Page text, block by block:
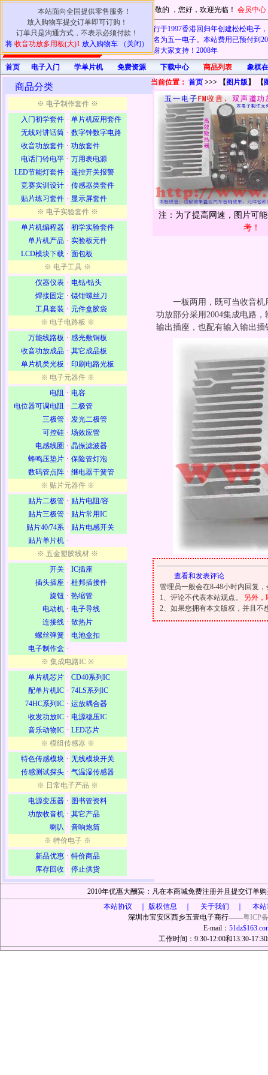
本站面向全国提供零售服务！
放入购物车提交订单即可订购！
订单只是沟通方式，不表示必须付款！
将收音功放多用板(大)1放入购物车 （关闭）
尊敬的 ，您好，欢迎光临！ 会员中心
本商行于1997香港回归年创建松松电子
电子也改名为五一电子。本站费用已预付到
认可！谢谢大家支持！2008年
首页
电子入门 学单片机 免费资源 下载中心 商品列表 象棋
商品分类
※ 电子制作套件 ※
入门初学套件 · 单片机应用套件
无线对讲话筒 · 数字钟数字电路
收音功放套件 · 功放套件
电话门铃电平 · 万用表电源
LED节能灯套件 · 遥控开关报警
竞赛实训设计 · 传感器类套件
贴片练习套件 · 显示屏套件
※ 电子实验套件 ※
单片机编程器 · 初学实验套件
单片机产品 · 实验板元件
LCD模块下载 · 面包板
※ 电子工具 ※
仪器仪表 · 电钻/钻头
焊接固定 · 镊钳螺丝刀
工具套装 · 元件盒胶袋
※ 电子电路板 ※
万能线路板 · 感光敷铜板
收音功放成品 · 其它成品板
单片机类光板 · 印刷电路光板
※ 电子元器件 ※
电阻 · 电容
电位器可调电阻 · 二极管
三极管 · 发光二极管
可控硅 · 场效应管
电感线圈 · 晶振滤波器
蜂鸣压垫片 · 保险管灯泡
数码管点阵 · 继电器干簧管
※ 贴片元器件 ※
贴片二极管 · 贴片电阻/容
贴片三极管 · 贴片常用IC
贴片40/74系 · 贴片电感开关
贴片单片机 ·
※ 五金塑胶线材 ※
开关 · IC插座
插头插座 · 杜邦插接件
旋钮 · 热缩管
电动机 · 电子导线
连接线 · 散热片
螺丝弹簧 · 电池盒扣
电子制作盒 ·
※ 集成电路IC ※
单片机芯片 · CD40系列IC
配单片机IC · 74LS系列IC
74HC系列IC · 运放耦合器
收发功放IC · 电源稳压IC
音乐动物IC · LED芯片
※ 模组传感器 ※
特色传感模块 · 无线模块开关
传感测试探头 · 气温湿传感器
※ 日常电子产品 ※
电源变压器 · 图书管资料
功放收音机 · 其它产品
喇叭 · 音响炮筒
※ 特价电子 ※
新品优惠 · 特价商品
库存回收 · 停止供货
当前位置： 首页 >>> 【 图片版】 【
注：为了提高网速，图片可
考！
一板两用，既可当收音
功放部分采用2004集成电路
输出插座，也配有输入输出
查看和发表评论
管理员一般会在8-48小时内回复
1、评论不代表本站观点。
另外，
2、如果您拥有本文版权，并且
2010年优惠大酬宾：凡在本商城免费注册并且提交订单
本站协议 ｜
版权信息 ｜ 关于我们 ｜ 本
深圳市宝安区西乡五壹电子商行——粤ICP
E-mail：
工作时间：9:30-12:00和13:30-